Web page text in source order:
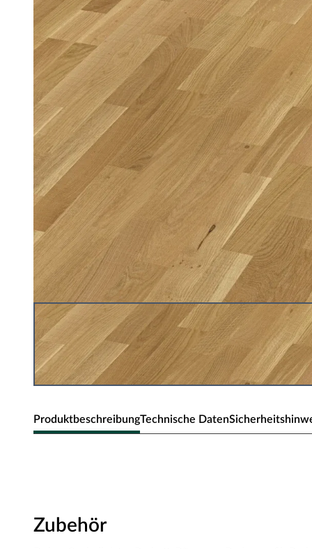
ProduktbeschreibungTechnische Daten
Dieser Eiche-Boden wirkt gemütlich und warm – so
Zubehör